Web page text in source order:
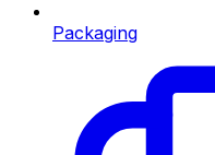
Packaging